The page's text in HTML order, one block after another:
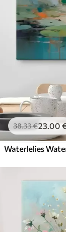
38.33€23.00
Waterlelies